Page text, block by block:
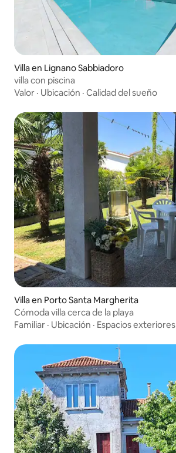
Villa en Lignano Sabbiadoro
villa con piscina
Valor · Ubicación · Calidad del sueño
Villa en Porto Santa Margherita
Cómoda villa cerca de la playa
Familiar · Ubicación · Espacios exteriores